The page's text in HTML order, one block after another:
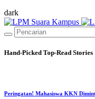
dark
Hand-Picked Top-Read Stories
Peringatan! Mahasiswa KKN